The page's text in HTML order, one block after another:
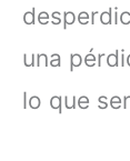
una
lo que